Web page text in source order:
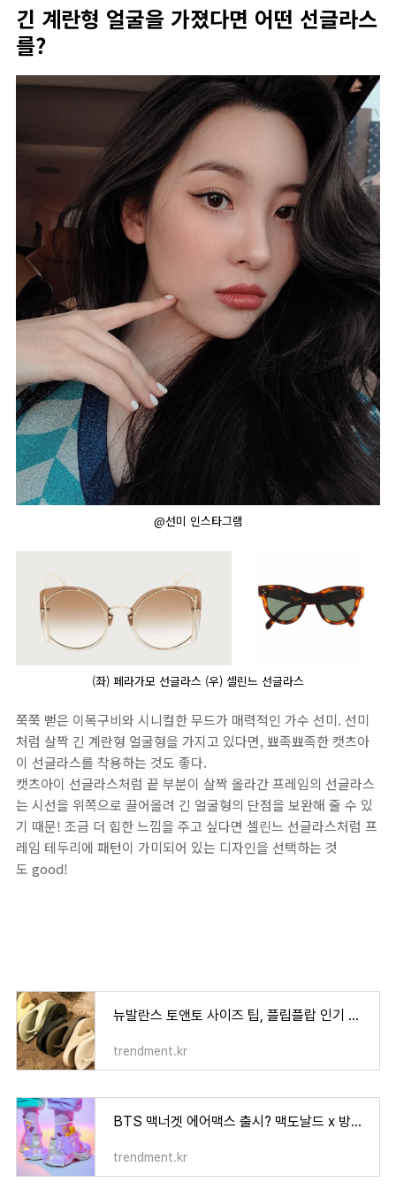
긴 계란형 얼굴을 가졌다면 어떤 선글라스
를?
@선미 인스타그램
(좌) 페라가모 선글라스 (우) 셀린느 선글라스
쭉쭉 뻗은 이목구비와 시니컬한 무드가 매력적인 가수 선미. 선미
처럼 살짝 긴 계란형 얼굴형을 가지고 있다면, 뾰족뾰족한 캣츠아
이 선글라스를 착용하는 것도 좋다.
캣츠아이 선글라스처럼 끝 부분이 살짝 올라간 프레임의 선글라스
는 시선을 위쪽으로 끌어올려 긴 얼굴형의 단점을 보완해 줄 수 있
기 때문! 조금 더 힙한 느낌을 주고 싶다면 셀린느 선글라스처럼 프
레임 테두리에 패턴이 가미되어 있는 디자인을 선택하는 것
도 good!
뉴발란스 토앤토 사이즈 팁, 플립플랍 인기 컬러 추천
trendment.kr
BTS 맥너겟 에어맥스 출시? 맥도날드 x 방탄소년단 나이키 에어맥스 플러스
trendment.kr